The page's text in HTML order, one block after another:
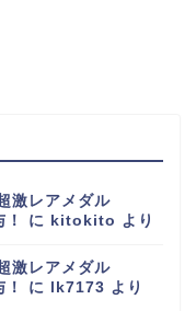
激レアメダル
に kitokito より
激レアメダル
に lk7173 より